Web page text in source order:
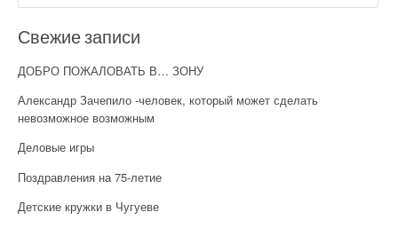
Свежие записи
ДОБРО ПОЖАЛОВАТЬ В… ЗОНУ
Александр Зачепило -человек, который может сделать
невозможное возможным
Деловые игры
Поздравления на 75-летие
Детские кружки в Чугуеве